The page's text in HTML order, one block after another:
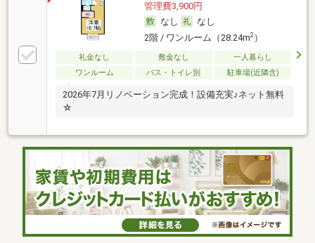
管理費3,900円
なし
なし
2階 / ワンルーム（28.24m2）
礼金なし 敷金なし
一人暮らし
ワンルーム
バス・トイレ別 駐車場(近隣含)
2026年7月リノベーション完成！設備充実♪ネット無料
☆